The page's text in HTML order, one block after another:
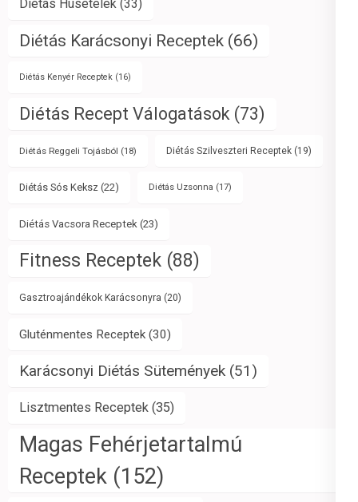
Diétás Húsételek (33)
Diétás Karácsonyi Receptek (66)
Diétás Kenyér Receptek (16)
Diétás Recept Válogatások (73)
Diétás Reggeli Tojásból (18) Diétás Szilveszteri Receptek (19)
Diétás Sós Keksz (22) Diétás Uzsonna (17)
Diétás Vacsora Receptek (23)
Fitness Receptek (88)
Gasztroajándékok Karácsonyra (20)
Gluténmentes Receptek (30)
Karácsonyi Diétás Sütemények (51)
Lisztmentes Receptek (35)
Magas Fehérjetartalmú
Receptek (152)